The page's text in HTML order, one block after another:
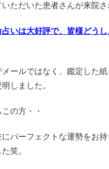
ただいた患者さんが来院さ
いは大好評で、皆様どう
ールではなく、鑑定した
しました。
の方・・
にパーフェクトな運勢をお
笑。